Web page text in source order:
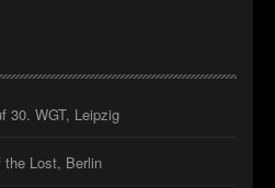
30. WGT, Leipzig
the Lost, Berlin